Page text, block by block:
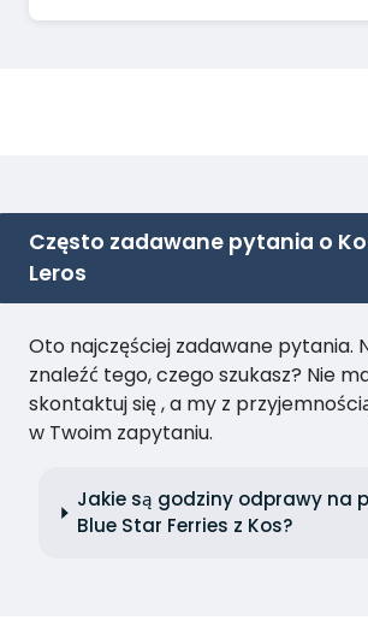
Często zadawane pytania o
Leros
Oto najczęściej zadawane pytania.
znaleźć tego, czego szukasz? Nie
skontaktuj się , a my z
w Twoim zapytaniu.
Jakie są godziny odprawy na
Blue Star Ferries z Kos?